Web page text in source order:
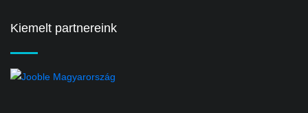
Kiemelt partnereink